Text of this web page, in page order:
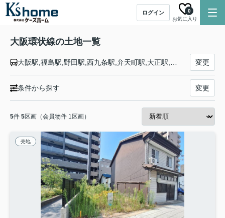
ログイン
お気に入り
0
大阪環状線の土地一覧
変更
条件から探す 変更
5件 5区画（会員物件 1区画）
売地